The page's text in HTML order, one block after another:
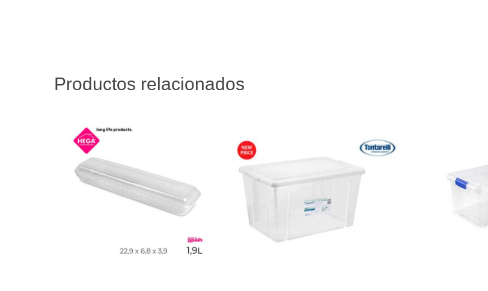
Productos relacionados